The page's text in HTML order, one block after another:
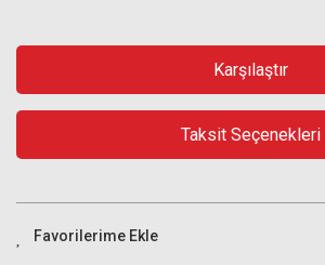
Karşılaştır
Taksit Seçenekleri